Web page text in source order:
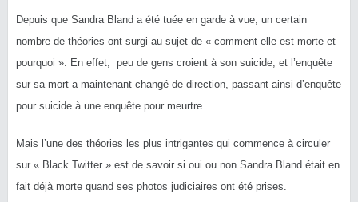
Depuis que Sandra Bland a été tuée en garde à vue, un certain
nombre de théories ont surgi au sujet de « comment elle est morte et
pourquoi ». En effet, peu de gens croient à son suicide, et l’enquête
sur sa mort a maintenant changé de direction, passant ainsi d’enquête
pour suicide à une enquête pour meurtre.
Mais l’une des théories les plus intrigantes qui commence à circuler
sur « Black Twitter » est de savoir si oui ou non Sandra Bland était en
fait déjà morte quand ses photos judiciaires ont été prises.